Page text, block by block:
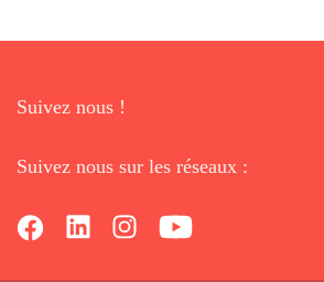
Suivez nous !
Suivez nous sur les réseaux :